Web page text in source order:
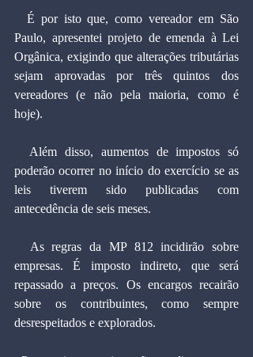
Paulo, apresentei projeto de emenda à Lei
Orgânica, exigindo que alterações tributárias
sejam aprovadas por três quintos dos
vereadores (e não pela maioria, como é
hoje).
poderão ocorrer no início do exercício se as
leis tiverem sido publicadas com
antecedência de seis meses.
empresas. É imposto indireto, que será
repassado a preços. Os encargos recairão
sobre os contribuintes, como sempre
desrespeitados e explorados.